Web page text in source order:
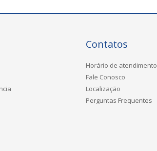
Contatos
Horário de atendimento
Fale Conosco
Localização
Perguntas Frequentes